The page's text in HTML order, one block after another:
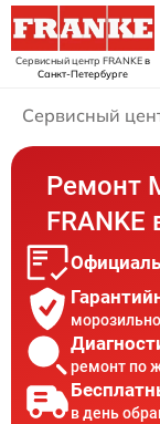
Сервисный центр FRANKEв
Санкт-Петербурге
Сервисный
Ремонт
FRANKE
ремонт по
в день